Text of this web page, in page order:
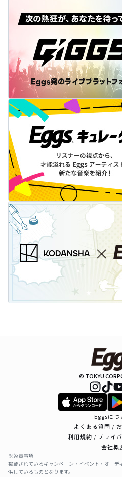
© TOKYU
Eggsにつ
よくある質問 /
利用規約 / プライ
会社概
※免責事項
掲載されているキャンペーン・イベント・オーデ
供しているものとなります。